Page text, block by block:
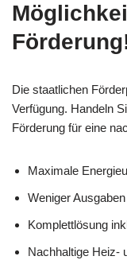
Die staatlichen
Verfügung. Handeln
Förderung für eine
Maximale
Weniger
Komplettlösung
Nachhaltige Heiz-